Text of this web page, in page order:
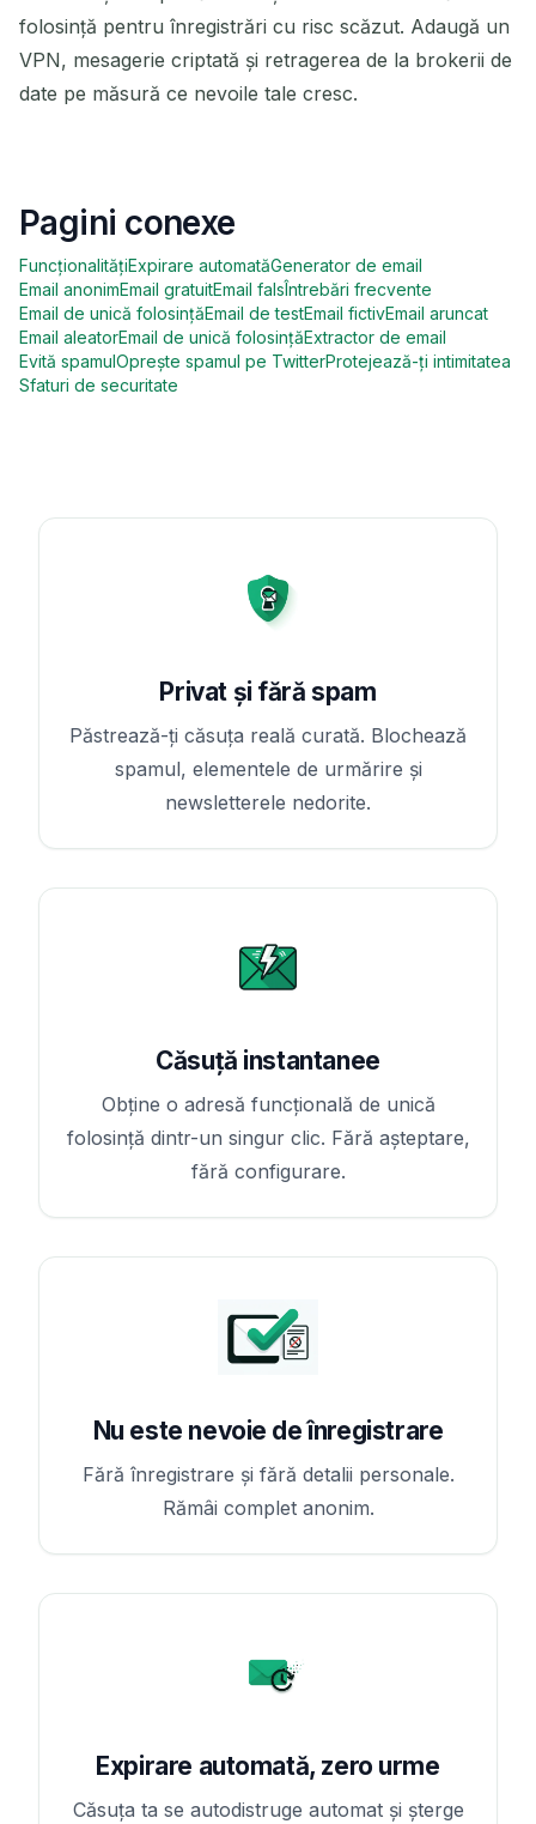
folosință pentru înregistrări cu risc scăzut. Adaugă un
VPN, mesagerie criptată și retragerea de la brokerii de
date pe măsură ce nevoile tale cresc.
Pagini conexe
FuncționalitățiExpirare automatăGenerator de email
Email anonimEmail gratuitEmail fals Întrebări frecvente
Email de unică folosințăEmail de testEmail fictivEmail aruncat
Email aleatorEmail de unică folosințăExtractor de email
Evită spamul Oprește spamul pe TwitterProtejează-ți intimitatea
Sfaturi de securitate
Privat și fără spam
Păstrează-ți căsuța reală curată. Blochează
spamul, elementele de urmărire și
newsletterele nedorite.
Căsuță instantanee
Obține o adresă funcțională de unică
folosință dintr-un singur clic. Fără așteptare,
fără configurare.
Nu este nevoie de înregistrare
Fără înregistrare și fără detalii personale.
Rămâi complet anonim.
Expirare automată, zero urme
Căsuța ta se autodistruge automat și șterge